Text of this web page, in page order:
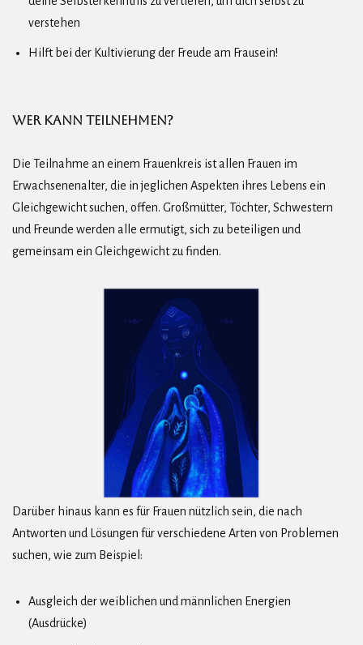
verstehen
Hilft bei der Kultivierung der Freude am Frausein!
WER KANN TEILNEHMEN?
Die Teilnahme an einem Frauenkreis ist allen Frauen im
Erwachsenenalter, die in jeglichen Aspekten ihres Lebens ein
Gleichgewicht suchen, offen. Großmütter, Töchter, Schwestern
und Freunde werden alle ermutigt, sich zu beteiligen und
gemeinsam ein Gleichgewicht zu finden.
Darüber hinaus kann es für Frauen nützlich sein, die nach
Antworten und Lösungen für verschiedene Arten von Problemen
suchen, wie zum Beispiel:
Ausgleich der weiblichen und männlichen Energien
(Ausdrücke)